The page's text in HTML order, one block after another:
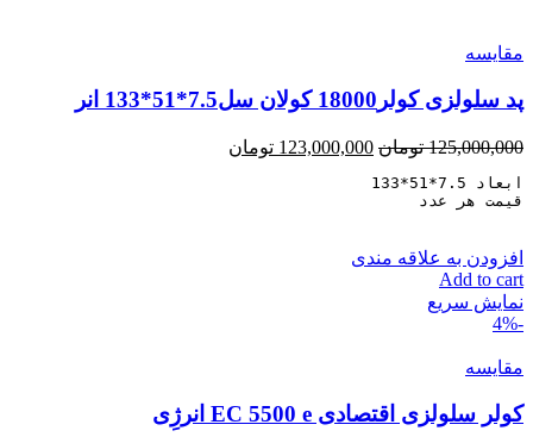
مقايسه
پد سلولزی کولر18000 کولان سل7.5*51*133 انر
125,000,000 تومان 123,000,000 تومان
قیمت هر عدد
افزودن به علاقه مندی
Add to cart
نمایش سریع
-4%
مقايسه
کولر سلولزی اقتصادی EC 5500 e انرژِی